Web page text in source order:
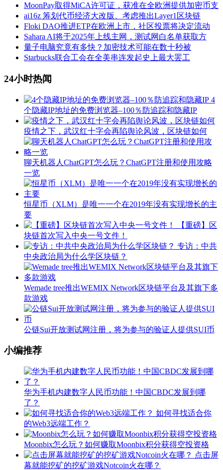
MoonPay取得MiCA许可证，获准在全欧洲提供加密币支
ai16z 筹划代币经济大改版、考虑推出Layer1区块链
Floki DAO推进ETP在欧洲上市，社区投票将决定流动
Sahara AI将于2025年上线主网，测试网白名单获取方
量子电脑究竟有多快？加密技术可能在数十秒被
Starbucks联合工会在全美串连发起史上最大罢工
24小时热闻
4
个隐藏IP地址的免费浏览器–100％防追踪和隐藏IP
疫情之下，武汉红十字会再陷舆论风波，区块链如何
聊天机器人ChatGPT怎么玩？ChatGPT注册和使用攻略
一览
恒星币（XLM）是唯一一个在2019年没有实现增长的主
要
【重磅】区
块链首次写入中央一号文件！
专访：中共
中央政治局为什么学区块链？
Wemade tree推出WEMIX Network区块链平台及其旗下多
款游戏
公链Sui开放测试网注册，将为参与的验证人提供SUI币
小编推荐
华为手机内建数字人民币功能！中国CBDC发展到哪
了？
如何寻找适合你
的Web3远端工作？
Moonbix怎么玩？如何赚取Moonbix积分获得空投资格
点击屏
幕就能挖矿的挖矿游戏Notcoin火在哪？